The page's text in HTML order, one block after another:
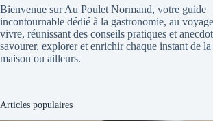
Bienvenue sur Au Poulet Normand, votre guide
incontournable dédié à la gastronomie, au
vivre, réunissant des conseils pratiques et
savourer, explorer et enrichir chaque instant de
maison ou ailleurs.
Articles populaires